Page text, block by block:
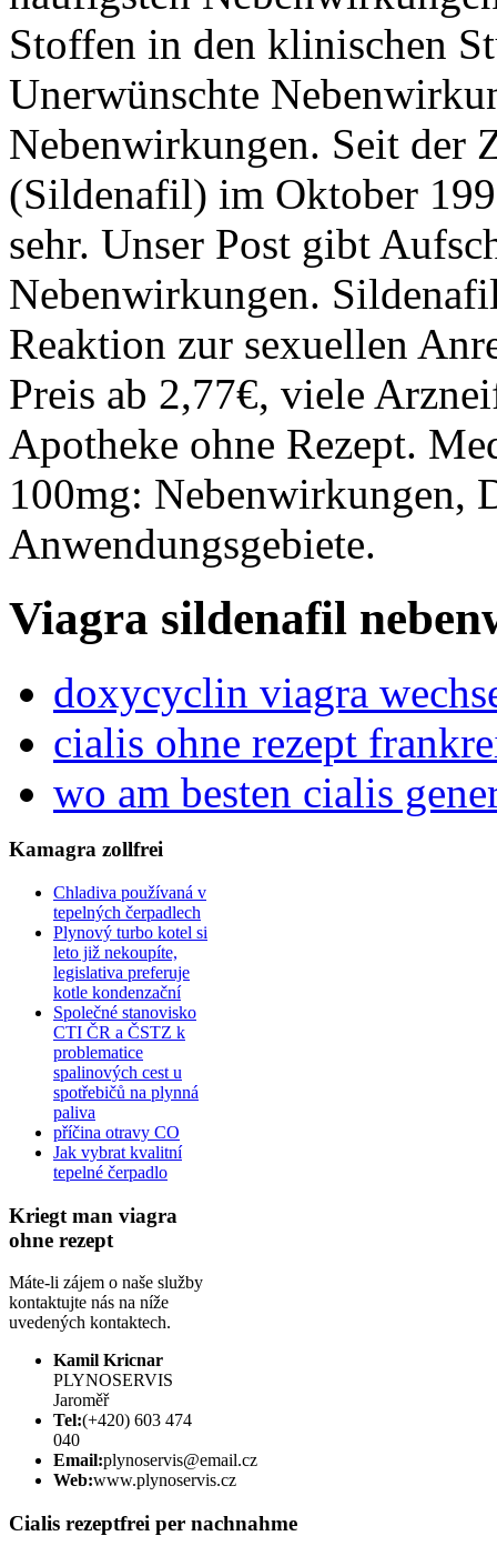
Stoffen in den klinischen
Unerwünschte
Nebenwirkungen. Seit der
(Sildenafil) im Oktober
sehr. Unser Post gibt
Nebenwirkungen.
Reaktion zur sexuellen
Preis ab 2,77€, viele
Apotheke ohne Rezept.
100mg: Nebenwirkungen,
Anwendungsgebiete.
Viagra sildenafil
doxycyclin viagra
cialis ohne rezept
wo am besten cialis
Kamagra zollfrei
Chladiva používaná v
tepelných čerpadlech
Plynový turbo kotel si
leto již nekoupíte,
legislativa preferuje
kotle kondenzační
Společné stanovisko
CTI ČR a ČSTZ k
problematice
spalinových cest u
spotřebičů na plynná
paliva
příčina otravy CO
Jak vybrat kvalitní
tepelné čerpadlo
Kriegt man viagra
ohne rezept
Máte-li zájem o naše služby
kontaktujte nás na níže
uvedených kontaktech.
Kamil Kricnar
PLYNOSERVIS
Jaroměř
Tel:(+420) 603 474
040
Email:plynoservis@email.cz
Web:www.plynoservis.cz
Cialis rezeptfrei per nachnahme